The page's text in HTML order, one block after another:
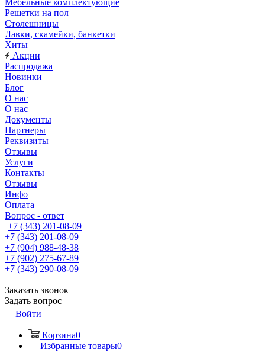
Мебельные комплектующие
Решетки на пол
Столешницы
Лавки, скамейки, банкетки
Хиты
Акции
Распродажа
Новинки
Блог
О нас
О нас
Документы
Партнеры
Реквизиты
Отзывы
Услуги
Контакты
Отзывы
Инфо
Оплата
Вопрос - ответ
+7 (343) 201-08-09
+7 (343) 201-08-09
+7 (904) 988-48-38
+7 (902) 275-67-89
+7 (343) 290-08-09
Заказать звонок
Задать вопрос
Войти
Корзина0
Избранные товары0